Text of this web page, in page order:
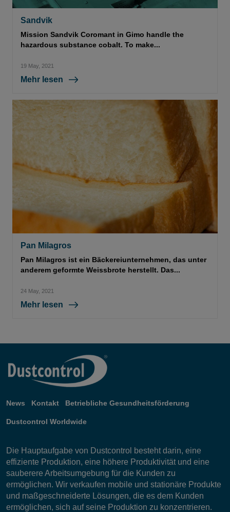
Sandvik
Mission Sandvik Coromant in Gimo handle the
hazardous substance cobalt. To make...
19 May, 2021
Mehr lesen
Pan Milagros
Pan Milagros ist ein Bäckereiunternehmen, das unter
anderem geformte Weissbrote herstellt. Das...
24 May, 2021
Mehr lesen
News Kontakt Betriebliche Gesundheitsförderung
Dustcontrol Worldwide
Die Hauptaufgabe von Dustcontrol besteht darin, eine
effiziente Produktion, eine höhere Produktivität und eine
sauberere Arbeitsumgebung für die Kunden zu
ermöglichen. Wir verkaufen mobile und stationäre Produkte
und maßgeschneiderte Lösungen, die es dem Kunden
ermöglichen, sich auf seine Produktion zu konzentrieren.